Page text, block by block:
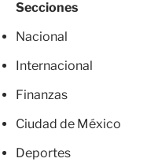
Secciones
Nacional
Internacional
Finanzas
Ciudad de México
Deportes